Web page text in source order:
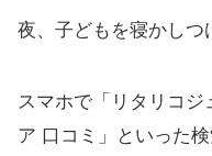
夜、子どもを寝かしつ
スマホで「リタリコ
ア 口コミ」といった